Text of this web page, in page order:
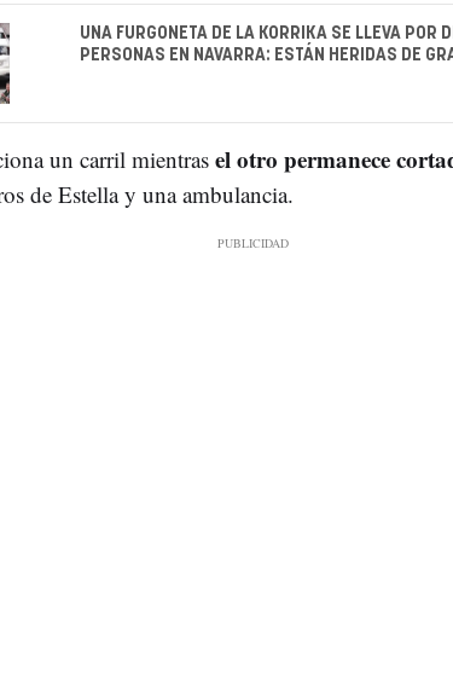
UNA FURGONETA DE LA KORRIKA SE LLEVA POR
PERSONAS EN NAVARRA: ESTÁN HERIDAS DE
un carril mientrasel otro permanece
de Estella y una ambulancia.